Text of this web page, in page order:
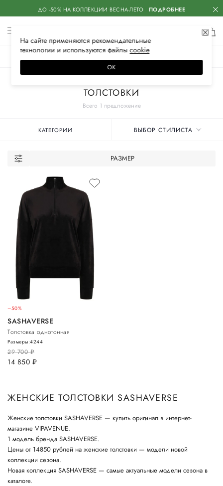
ДО -50% НА КОЛЛЕКЦИИ ВЕСНА-ЛЕТО ПОДРОБНЕЕ
Всего 1 предложение
ТОЛСТОВКИ
КАТЕГОРИИ ВЫБОР СТИЛИСТА
РАЗМЕР
–50%
SASHAVERSE
Толстовка однотонная
29 700руб.
14 850 руб.
Размеры:4244
ЖЕНСКИЕ ТОЛСТОВКИ SASHAVERSE
Женские толстовки SASHAVERSE — купить оригинал в интернет-
магазине VIPAVENUE.
1 модель бренда SASHAVERSE.
Цены от 14850 рублей на женские толстовки — модели новой
коллекции сезона.
Новая коллекция SASHAVERSE — самые актуальные модели сезона в
каталоге.
На сайте применяются рекомендательные
технологии и используются файлысооkiе
ОК